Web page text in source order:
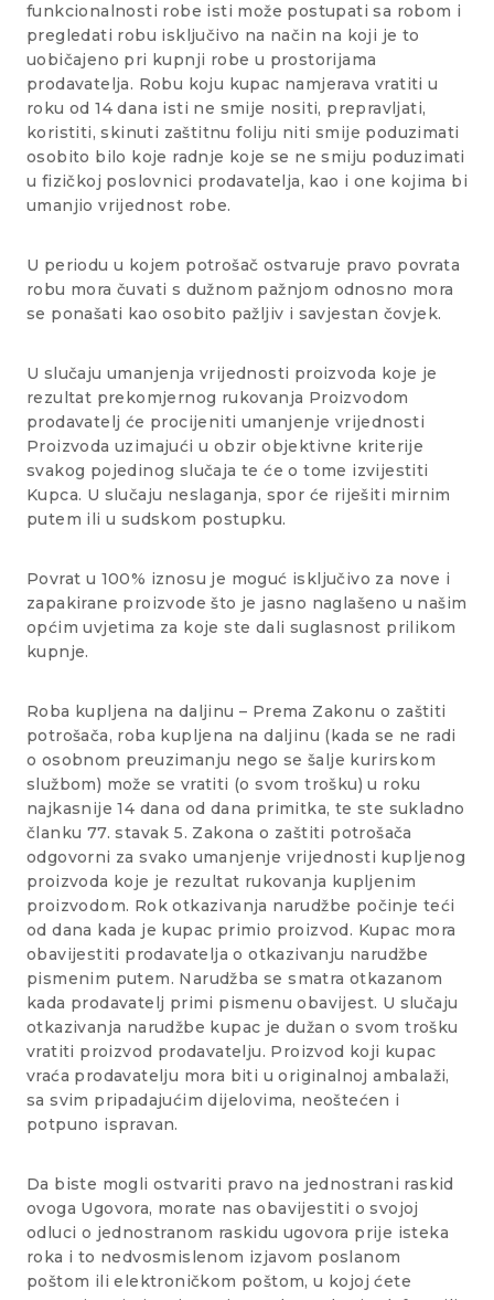
funkcionalnosti robe isti može postupati sa robom i
pregledati robu isključivo na način na koji je to
uobičajeno pri kupnji robe u prostorijama
prodavatelja. Robu koju kupac namjerava vratiti u
roku od 14 dana isti ne smije nositi, prepravljati,
koristiti, skinuti zaštitnu foliju niti smije poduzimati
osobito bilo koje radnje koje se ne smiju poduzimati
u fizičkoj poslovnici prodavatelja, kao i one kojima bi
umanjio vrijednost robe.
U periodu u kojem potrošač ostvaruje pravo povrata
robu mora čuvati s dužnom pažnjom odnosno mora
se ponašati kao osobito pažljiv i savjestan čovjek.
U slučaju umanjenja vrijednosti proizvoda koje je
rezultat prekomjernog rukovanja Proizvodom
prodavatelj će procijeniti umanjenje vrijednosti
Proizvoda uzimajući u obzir objektivne kriterije
svakog pojedinog slučaja te će o tome izvijestiti
Kupca. U slučaju neslaganja, spor će riješiti mirnim
putem ili u sudskom postupku.
Povrat u 100% iznosu je moguć isključivo za nove i
zapakirane proizvode što je jasno naglašeno u našim
općim uvjetima za koje ste dali suglasnost prilikom
kupnje.
Roba kupljena na daljinu – Prema Zakonu o zaštiti
potrošača, roba kupljena na daljinu (kada se ne radi
o osobnom preuzimanju nego se šalje kurirskom
službom) može se vratiti (o svom trošku) u roku
najkasnije 14 dana od dana primitka, te ste sukladno
članku 77. stavak 5. Zakona o zaštiti potrošača
odgovorni za svako umanjenje vrijednosti kupljenog
proizvoda koje je rezultat rukovanja kupljenim
proizvodom. Rok otkazivanja narudžbe počinje teći
od dana kada je kupac primio proizvod. Kupac mora
obavijestiti prodavatelja o otkazivanju narudžbe
pismenim putem. Narudžba se smatra otkazanom
kada prodavatelj primi pismenu obavijest. U slučaju
otkazivanja narudžbe kupac je dužan o svom trošku
vratiti proizvod prodavatelju. Proizvod koji kupac
vraća prodavatelju mora biti u originalnoj ambalaži,
sa svim pripadajućim dijelovima, neoštećen i
potpuno ispravan.
Da biste mogli ostvariti pravo na jednostrani raskid
ovoga Ugovora, morate nas obavijestiti o svojoj
odluci o jednostranom raskidu ugovora prije isteka
roka i to nedvosmislenom izjavom poslanom
poštom ili elektroničkom poštom, u kojoj ćete